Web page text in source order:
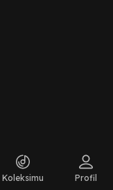
Koleksimu Profil